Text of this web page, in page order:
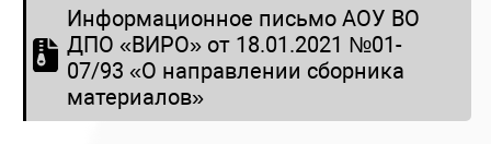
Информационное письмо АОУ ВО
ДПО «ВИРО» от 18.01.2021 №01-
07/93 «О направлении сборника
материалов»